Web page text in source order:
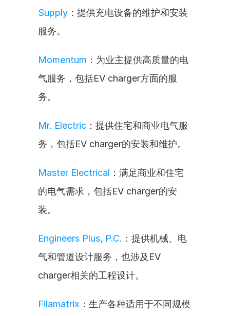
Supply ：提供充电设备的维护和安装
服务。
Momentum ：为业主提供高质量的电
气服务，包括EV charger方面的服
务。
Mr. Electric ：提供住宅和商业电气服
务，包括EV charger的安装和维护。
Master Electrical ：满足商业和住宅
的电气需求，包括EV charger的安
装。
Engineers Plus, P.C. ：提供机械、电
气和管道设计服务，也涉及EV
charger相关的工程设计。
Filamatrix ：生产各种适用于不同规模